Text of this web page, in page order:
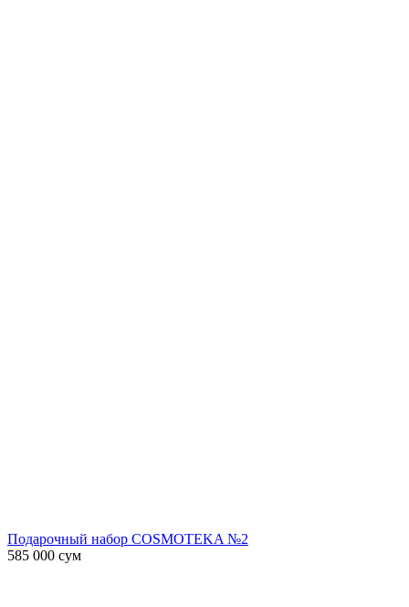
Подарочный набор COSMOTEKA №2
585 000 сум